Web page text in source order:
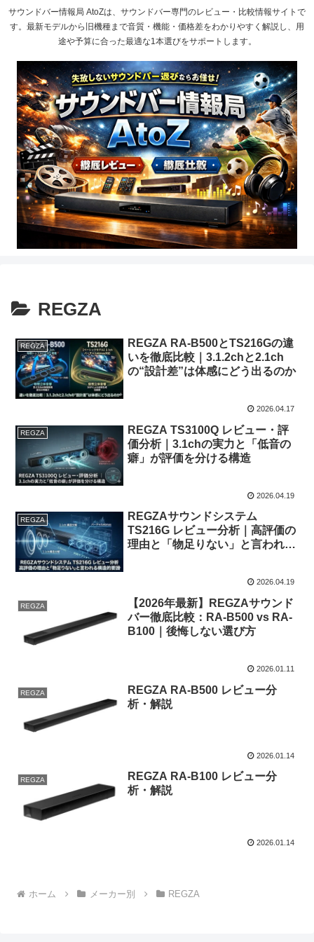
サウンドバー情報局 AtoZは、サウンドバー専門のレビュー・比較情報サイトで
す。最新モデルから旧機種まで音質・機能・価格差をわかりやすく解説し、用
途や予算に合った最適な1本選びをサポートします。
REGZA
REGZA
REGZA RA-B500とTS216Gの違
いを徹底比較｜3.1.2chと2.1ch
の“設計差”は体感にどう出るのか
2026.04.17
REGZA
REGZA TS3100Q レビュー・評
価分析｜3.1chの実力と「低音の
癖」が評価を分ける構造
2026.04.19
REGZA
REGZAサウンドシステム
TS216G レビュー分析｜高評価の
理由と「物足りない」と言われる
2026.04.19
REGZA
【2026年最新】REGZAサウンド
バー徹底比較：RA-B500 vs RA-
B100｜後悔しない選び方
2026.01.11
REGZA
REGZA RA-B500 レビュー分
析・解説
2026.01.14
REGZA
REGZA RA-B100 レビュー分
析・解説
2026.01.14
ホーム メーカー別 REGZA